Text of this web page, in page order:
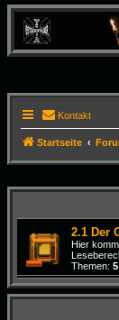
Kontakt
Startseite
2.1 Der
Hier
Themen: 5